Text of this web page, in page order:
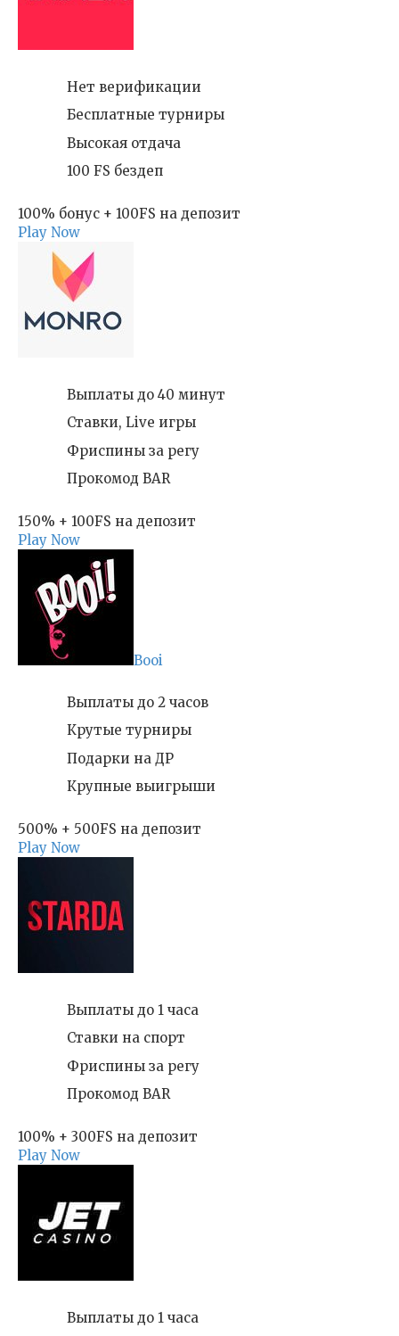
Нет верификации
Бесплатные турниры
Высокая отдача
100 FS бездеп
100% бонус + 100FS на депозит
Play Now
Выплаты до 40 минут
Ставки, Live игры
Фриспины за регу
Прокомод BAR
150% + 100FS на депозит
Play Now
Booi
Выплаты до 2 часов
Крутые турниры
Подарки на ДР
Крупные выигрыши
500% + 500FS на депозит
Play Now
Выплаты до 1 часа
Ставки на спорт
Фриспины за регу
Прокомод BAR
100% + 300FS на депозит
Play Now
Выплаты до 1 часа